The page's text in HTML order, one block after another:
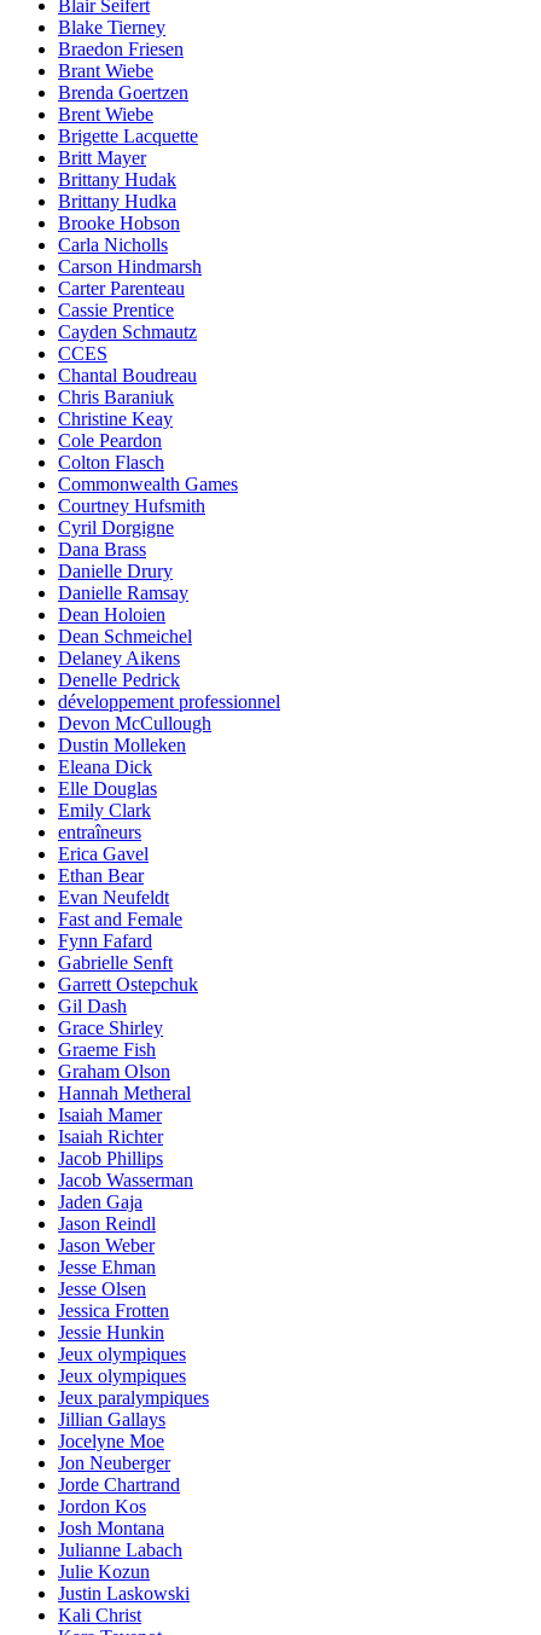
Blair Seifert
Blake Tierney
Braedon Friesen
Brant Wiebe
Brenda Goertzen
Brent Wiebe
Brigette Lacquette
Britt Mayer
Brittany Hudak
Brittany Hudka
Brooke Hobson
Carla Nicholls
Carson Hindmarsh
Carter Parenteau
Cassie Prentice
Cayden Schmautz
CCES
Chantal Boudreau
Chris Baraniuk
Christine Keay
Cole Peardon
Colton Flasch
Commonwealth Games
Courtney Hufsmith
Cyril Dorgigne
Dana Brass
Danielle Drury
Danielle Ramsay
Dean Holoien
Dean Schmeichel
Delaney Aikens
Denelle Pedrick
développement professionnel
Devon McCullough
Dustin Molleken
Eleana Dick
Elle Douglas
Emily Clark
entraîneurs
Erica Gavel
Ethan Bear
Evan Neufeldt
Fast and Female
Fynn Fafard
Gabrielle Senft
Garrett Ostepchuk
Gil Dash
Grace Shirley
Graeme Fish
Graham Olson
Hannah Metheral
Isaiah Mamer
Isaiah Richter
Jacob Phillips
Jacob Wasserman
Jaden Gaja
Jason Reindl
Jason Weber
Jesse Ehman
Jesse Olsen
Jessica Frotten
Jessie Hunkin
Jeux olympiques
Jeux olympiques
Jeux paralympiques
Jillian Gallays
Jocelyne Moe
Jon Neuberger
Jorde Chartrand
Jordon Kos
Josh Montana
Julianne Labach
Julie Kozun
Justin Laskowski
Kali Christ